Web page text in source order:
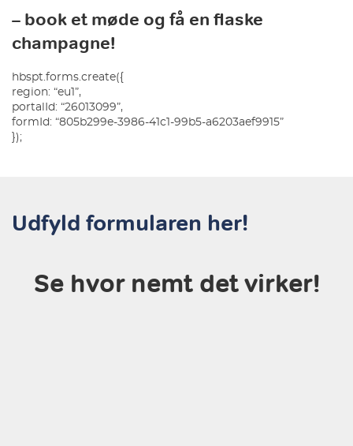
– book et møde og få en flaske
champagne!
hbspt.forms.create({
region: “eu1”,
portalId: “26013099”,
formId: “805b299e-3986-41c1-99b5-a6203aef9915”
});
Udfyld formularen her!
Se hvor nemt det virker!